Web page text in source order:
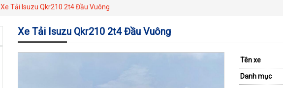
Xe Tải Isuzu Qkr210 2t4 Đầu Vuông
Xe Tải Isuzu Qkr210 2t4 Đầu Vuông
Tên xe
Danh mục